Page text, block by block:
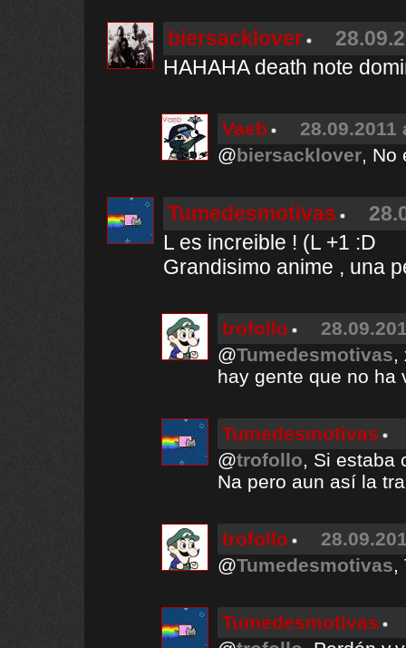
biersacklover
HAHAHA death note
Vaeb
28.09.2011
@biersacklover, No
Tumedesmotivas
L es increible ! (L +1 :D
Grandisimo anime , una
trofollo
@Tumedesmotivas,
hay gente que no ha
Tumedesmotivas
@trofollo, Si estaba
Na pero aun así la
trofollo
@Tumedesmotivas,
Tumedesmotivas